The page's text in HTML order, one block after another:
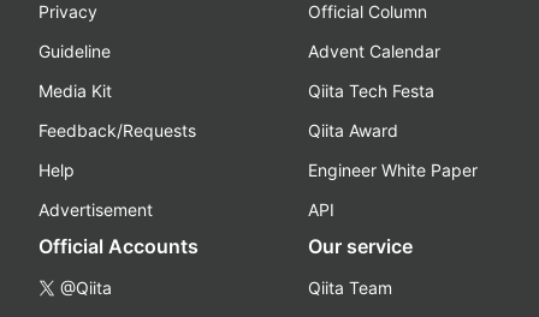
Privacy
Guideline
Media Kit
Feedback/Requests
Help
Advertisement
Official Column
Advent Calendar
Qiita Tech Festa
Qiita Award
Engineer White Paper
API
Official Accounts
@Qiita
Our service
Qiita Team